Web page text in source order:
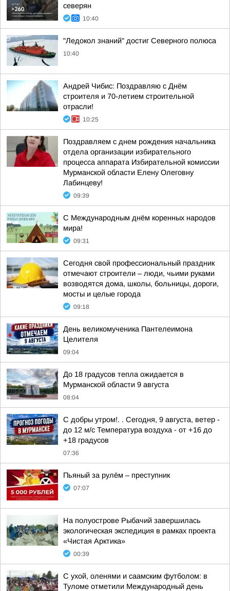
северян
10:40
"Ледокол знаний" достиг Северного полюса
10:40
Андрей Чибис: Поздравляю с Днём
строителя и 70-летием строительной
отрасли!
10:25
Поздравляем с днем рождения начальника
отдела организации избирательного
процесса аппарата Избирательной комиссии
Мурманской области Елену Олеговну
Лабинцеву!
09:39
С Международным днём коренных народов
мира!
09:31
Сегодня свой профессиональный праздник
отмечают строители – люди, чьими руками
возводятся дома, школы, больницы, дороги,
мосты и целые города
09:18
День великомученика Пантелеимона
Целителя
09:04
До 18 градусов тепла ожидается в
Мурманской области 9 августа
08:04
С добры утром!. . Сегодня, 9 августа, ветер -
до 12 м/с Температура воздуха - от +16 до
+18 градусов
07:36
Пьяный за рулём – преступник
07:07
На полуострове Рыбачий завершилась
экологическая экспедиция в рамках проекта
«Чистая Арктика»
00:39
С ухой, оленями и саамским футболом: в
Туломе отметили Международный день